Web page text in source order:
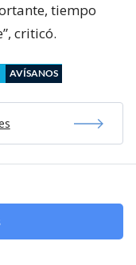
tiempo
criticó.
AVÍSANOS